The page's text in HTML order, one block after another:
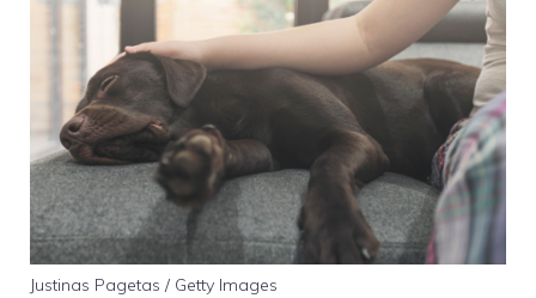
Justinas Pagetas / Getty Images